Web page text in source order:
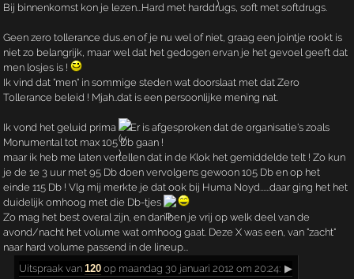
Bij binnenkomst kon je lezen...Hard met harddrugs, soft met softdrugs.
Geen zero tollerance dus..en of je nu wel of niet, graag een jointje rookt is
niet zo belangrijk, maar wel dat het gedogen ervan je het gevoel geeft dat
men losjes is !
Ik vind dat "men" in sommige steden wat doorslaat met dat Zero
Tollerance beleid ! Mjah..dat is een persoonlijke mening nat.
Ik vond het geluid prima
Er is afgesproken dat de organisatie's zoals
Monumental tot max 105 Db gaan !
maar ik heb me laten vertellen dat in de Klok het gemiddelde telt ! Zo kun
je de 1e 3 uur met 95 Db doen vervolgens gewoon 105 Db en op het
einde 115 Db ! Vlg mij merkte je dat ook bij Huma Noyd......daar ging het het
duidelijk omhoog met die Db-tjes
Zo mag het best overal zijn, en dan ben je vrij op welk deel van de
avond/nacht het volume wat omhoog gaat. Deze X was een, van "zacht"
naar hard volume passend in de lineup...
Uitspraak van120 op maandag 30 januari 2012 om 20:24: ▶